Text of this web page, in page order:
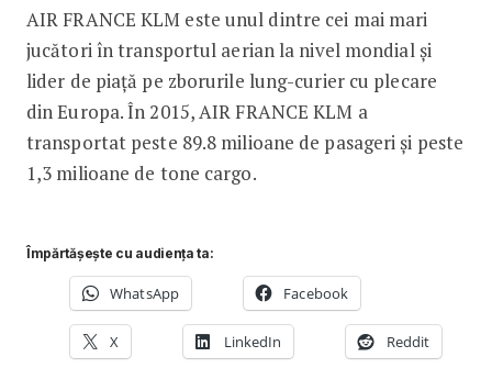
AIR FRANCE KLM este unul dintre cei mai mari
jucători în transportul aerian la nivel mondial și
lider de piață pe zborurile lung-curier cu plecare
din Europa. În 2015, AIR FRANCE KLM a
transportat peste 89.8 milioane de pasageri și peste
1,3 milioane de tone cargo.
Împărtășește cu audiența ta:
WhatsApp Facebook
X LinkedIn Reddit